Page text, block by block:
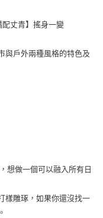
轉至「AFTEE先享後付」
結帳。
易完成。
您需要取消訂單，請聯絡
有效，需透過AFTEE先享
請聯繫「AFTEE先享後付
先享後付」服務完成之交
丈青】搖身一變
與戶外兩種風格的特色及
想做一個可以融入所有日
樣雕琢，如果你還沒找一